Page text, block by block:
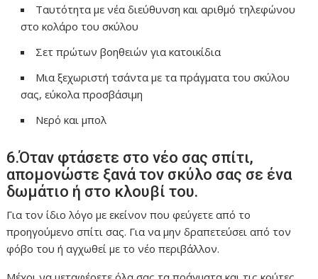
Ταυτότητα με νέα διεύθυνση και αριθμό τηλεφώνου
στο κολάρο του σκύλου
Σετ πρώτων βοηθειών για κατοικίδια
Μια ξεχωριστή τσάντα με τα πράγματα του σκύλου
σας, εύκολα προσβάσιμη
Νερό και μπολ
6.Όταν φτάσετε στο νέο σας σπίτι,
απομονώστε ξανά τον σκύλο σας σε ένα
δωμάτιο ή στο κλουβί του.
Για τον ίδιο λόγο με εκείνον που φεύγετε από το
προηγούμενο σπίτι σας. Για να μην δραπετεύσει από τον
φόβο του ή αγχωθεί με το νέο περιβάλλον.